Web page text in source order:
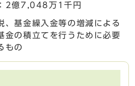
2億7,048万1千円
、基金繰入金等の増減による
金の積立てを行うために必要
もの